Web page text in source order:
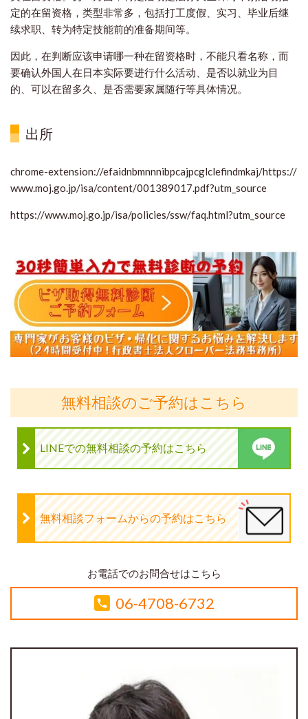
定的在留资格，类型非常多，包括打工度假、实习、毕业后继
续求职、转为特定技能前的准备期间等。
因此，在判断应该申请哪一种在留资格时，不能只看名称，而
要确认外国人在日本实际要进行什么活动、是否以就业为目
的、可以在留多久、是否需要家属随行等具体情况。
出所
chrome-extension://efaidnbmnnnibpcajpcglclefindmkaj/https://
www.moj.go.jp/isa/content/001389017.pdf?utm_source
https://www.moj.go.jp/isa/policies/ssw/faq.html?utm_source
無料相談のご予約はこちら
LINEでの無料相談の予約はこちら
無料相談フォームからの予約はこちら
お電話でのお問合せはこちら
06-4708-6732